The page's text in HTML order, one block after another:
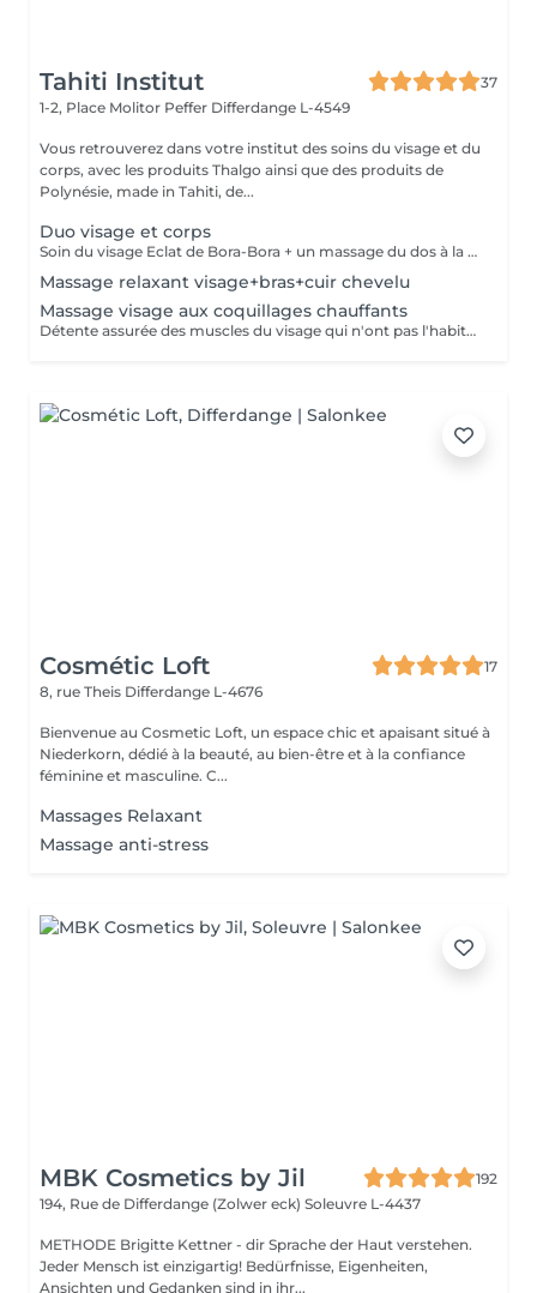
Tahiti Institut
37
1-2, Place Molitor Peffer Differdange L-4549
Vous retrouverez dans votre institut des soins du visage et du
corps, avec les produits Thalgo ainsi que des produits de
Polynésie, made in Tahiti, de...
Duo visage et corps
Soin du visage Eclat de Bora-Bora + un massage du dos à la bougie Un moment de soin et de détente. Vous retrouverez un soin du visage de 30 min comprenant un gommage au sable de Bora-Bora et un massage à l'huile de coco véritable. Suivi d'un massage du dos relaxant à la bougie.
Massage relaxant visage+bras+cuir chevelu
Massage visage aux coquillages chauffants
Détente assurée des muscles du visage qui n'ont pas l'habitude de se relâcher. Après quelques manoeuvres manuelles, les coquillages chauds entrent en scène pour votre plus grande relaxation. Coquillages de Tahiti.
Cosmétic Loft
17
8, rue Theis Differdange L-4676
Bienvenue au Cosmetic Loft, un espace chic et apaisant situé à
Niederkorn, dédié à la beauté, au bien-être et à la confiance
féminine et masculine. C...
Massages Relaxant
Massage anti-stress
MBK Cosmetics by Jil
192
194, Rue de Differdange (Zolwer eck) Soleuvre L-4437
METHODE Brigitte Kettner - dir Sprache der Haut verstehen.
Jeder Mensch ist einzigartig! Bedürfnisse, Eigenheiten,
Ansichten und Gedanken sind in ihr...